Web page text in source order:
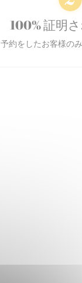
100% 証明
予約をしたお客様の